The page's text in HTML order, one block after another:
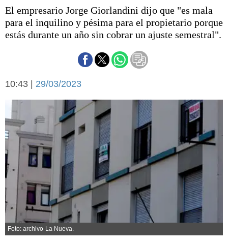
Deportes
Escenario Olímpico
Liga del Sur
Básquetbol
Federal A
Arte y cultura
Economía y campo
Economía y finanzas
Con el campo
Espacio empresas
Sociedad y tiempo
Sociedad
Tecnología
Turismo
Salud
Es viral
El tiempo
Cartón Lleno
El empresario Jorge Giorlandini dijo que "es mala
para el inquilino y pésima para el propietario porque
estás durante un año sin cobrar un ajuste semestral".
10:43 | 29/03/2023
Foto: archivo-La Nueva.